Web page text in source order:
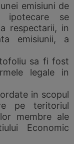
emisiuni de
ipotecare se
respectarii, in
emisiunii, a
sa fi fost
legale in
in scopul
pe teritoriul
membre ale
Economic